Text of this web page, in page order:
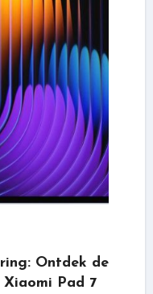
Ontdek de
Pad 7